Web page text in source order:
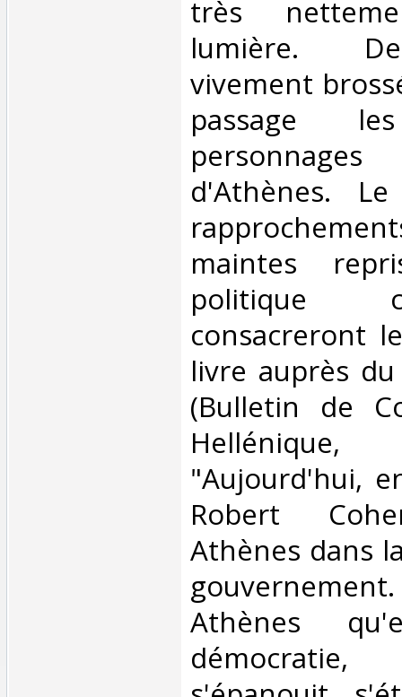
très
lumière.
vivement
passage
d'Athènes.
maintes
politique
consacreront
livre auprès
(Bulletin de
"Aujourd'hui,
Robert
Athènes dans
Athènes